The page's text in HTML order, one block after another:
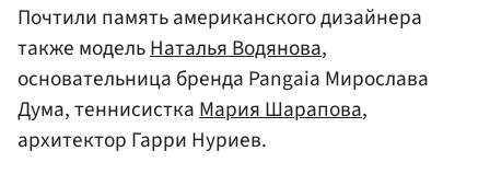
Почтили память американского дизайнера
также модельНаталья Водянова,
основательница бренда Pangaia Мирослава
Дума, теннисисткаМария Шарапова,
архитектор Гарри Нуриев.